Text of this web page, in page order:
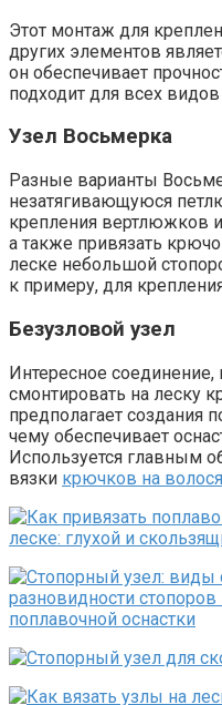
Этот монтаж для
других элементов
он обеспечивает
подходит для всех видов
Узел Восьмерка
Разные варианты
незатягивающуюся
крепления вертлюжков
а также привязать
леске небольшой
к примеру, для
Безузловой узел
Интересное соединение,
смонтировать на леску
предполагает создания
чему обеспечивает
Используется главным
вязки крючков на